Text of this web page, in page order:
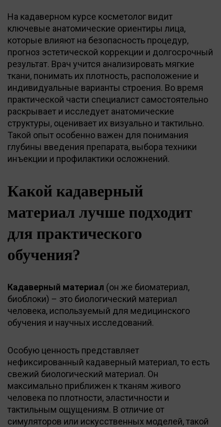
На кадаверном курсе косметолог видит
ключевые анатомические ориентиры лица,
которые влияют на безопасность процедур,
прогноз эстетической коррекции и долгосрочный
результат. Врач учится анализировать мягкие
ткани, понимать их плотность, расположение и
индивидуальные варианты строения. Во время
практической части специалист самостоятельно
раскрывает и исследует анатомические
структуры, оценивает их визуально и тактильно.
Такой опыт особенно важен для понимания
глубины введения препарата, выбора техники
инъекции и профилактики осложнений.
Какой кадаверный
материал лучше подходит
для практического
обучения?
Кадаверный материал (он же биоматериал,
биоблоки) – это биологический материал
человека, используемый для медицинского
обучения и научных исследований.
Особую ценность представляет
нефиксированный кадаверный материал, то есть
свежий биологический материал. Он
максимально приближен к тканям живого
человека по плотности, эластичности и
тактильным ощущениям. В отличие от
симуляторов или искусственных моделей, такой